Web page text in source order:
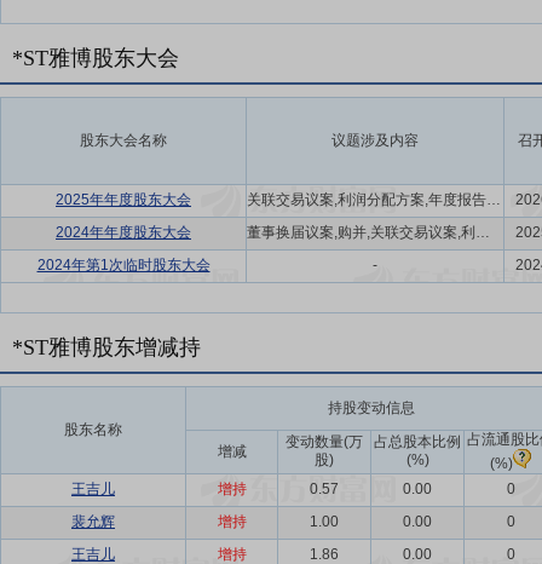
*ST雅博股东大会
股东大会名称 议题涉及内容 召
2025年年度股东大会 关联交易议案,利润分配方案,年度报告(摘要)议案
2024年年度股东大会
董事换届议案,购并,关联交易议案,利润分配方案,年度报告(摘要)议案
2024年第1次临时股东大会
-
*ST雅博股东增减持
股东名称
持股变动信息
增减
变动数量(万
股)
占总股本比例
(%)
占流通股
(%)
王吉儿
增持 0.57 0.00
0
裴允辉
增持 1.00 0.00
0
王吉儿
增持 1.86 0.00 0